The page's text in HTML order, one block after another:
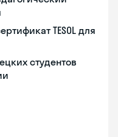
TESOL для
студентов